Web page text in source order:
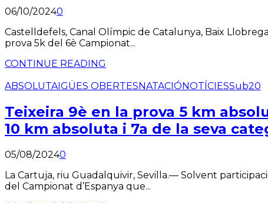
06/10/20240
Castelldefels, Canal Olímpic de Catalunya, Baix
prova 5k del 6è Campionat...
CONTINUE READING
ABSOLUTAIGÜES OBERTESNATACIÓNOTÍCIESSub20
Teixeira 9è en la prova 5 km
10 km absoluta i 7a de la seva
05/08/20240
La Cartuja, riu Guadalquivir, Sevilla.— Solvent
del Campionat d’Espanya que...